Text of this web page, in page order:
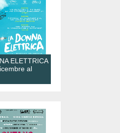
ELETTRICA
al